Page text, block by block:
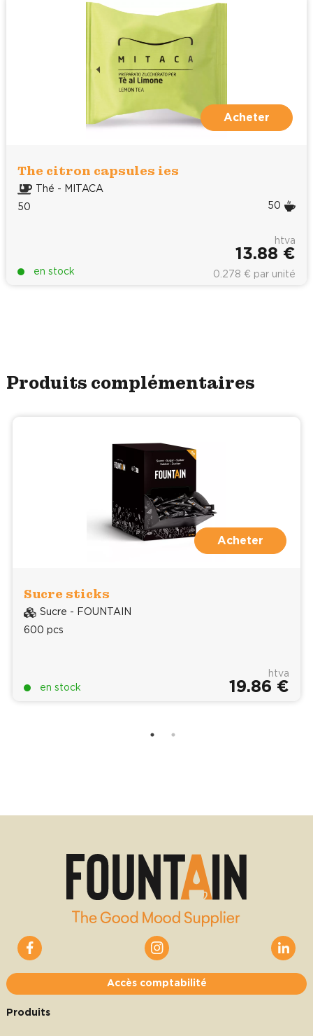
Acheter
The citron capsules ies
Thé - MITACA
50
50
en stock
htva
13.88 €
0.278 € par unité
Produits complémentaires
Acheter
Sucre sticks
Sucre - FOUNTAIN
600 pcs
en stock
htva
19.86 €
Accès comptabilité
Produits